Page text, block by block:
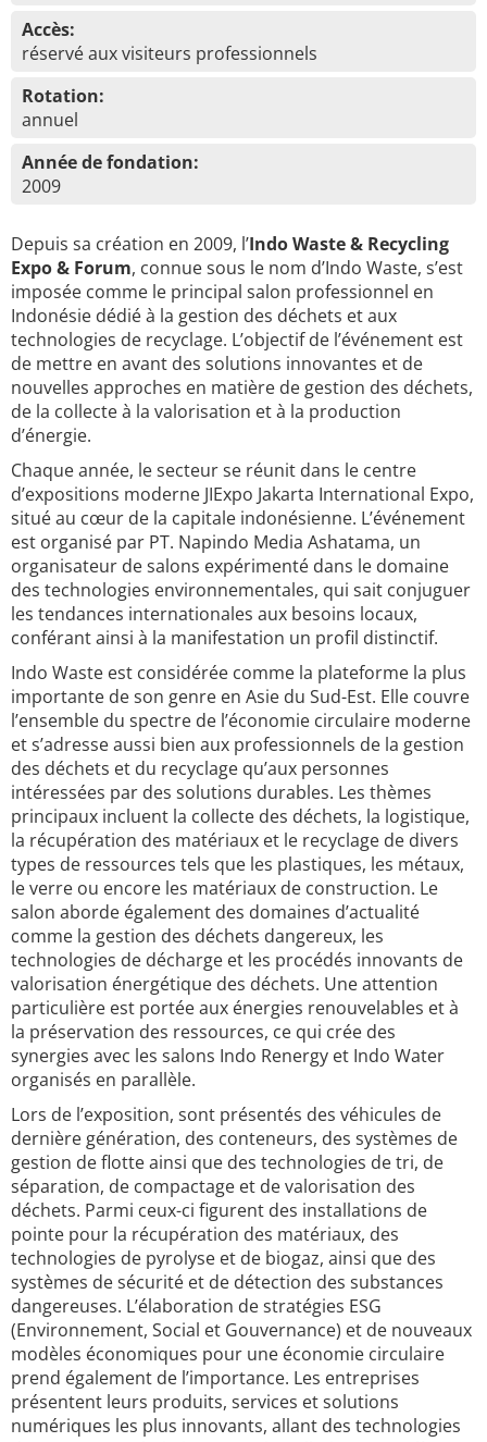
Accès:
réservé aux visiteurs professionnels
Rotation:
annuel
Année de fondation:
2009
Depuis sa création en 2009, l’Indo Waste & Recycling
Expo & Forum, connue sous le nom d’Indo Waste, s’est
imposée comme le principal salon professionnel en
Indonésie dédié à la gestion des déchets et aux
technologies de recyclage. L’objectif de l’événement est
de mettre en avant des solutions innovantes et de
nouvelles approches en matière de gestion des déchets,
de la collecte à la valorisation et à la production
d’énergie.
Chaque année, le secteur se réunit dans le centre
d’expositions moderne JIExpo Jakarta International Expo,
situé au cœur de la capitale indonésienne. L’événement
est organisé par PT. Napindo Media Ashatama, un
organisateur de salons expérimenté dans le domaine
des technologies environnementales, qui sait conjuguer
les tendances internationales aux besoins locaux,
conférant ainsi à la manifestation un profil distinctif.
Indo Waste est considérée comme la plateforme la plus
importante de son genre en Asie du Sud-Est. Elle couvre
l’ensemble du spectre de l’économie circulaire moderne
et s’adresse aussi bien aux professionnels de la gestion
des déchets et du recyclage qu’aux personnes
intéressées par des solutions durables. Les thèmes
principaux incluent la collecte des déchets, la logistique,
la récupération des matériaux et le recyclage de divers
types de ressources tels que les plastiques, les métaux,
le verre ou encore les matériaux de construction. Le
salon aborde également des domaines d’actualité
comme la gestion des déchets dangereux, les
technologies de décharge et les procédés innovants de
valorisation énergétique des déchets. Une attention
particulière est portée aux énergies renouvelables et à
la préservation des ressources, ce qui crée des
synergies avec les salons Indo Renergy et Indo Water
organisés en parallèle.
Lors de l’exposition, sont présentés des véhicules de
dernière génération, des conteneurs, des systèmes de
gestion de flotte ainsi que des technologies de tri, de
séparation, de compactage et de valorisation des
déchets. Parmi ceux-ci figurent des installations de
pointe pour la récupération des matériaux, des
technologies de pyrolyse et de biogaz, ainsi que des
systèmes de sécurité et de détection des substances
dangereuses. L’élaboration de stratégies ESG
(Environnement, Social et Gouvernance) et de nouveaux
modèles économiques pour une économie circulaire
prend également de l’importance. Les entreprises
présentent leurs produits, services et solutions
numériques les plus innovants, allant des technologies